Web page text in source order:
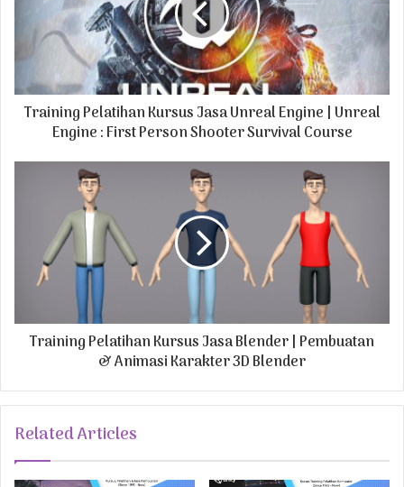
d
Training Pelatihan Kursus Jasa Unreal Engine | Unreal
Engine : First Person Shooter Survival Course
Training Pelatihan Kursus Jasa Blender | Pembuatan
& Animasi Karakter 3D Blender
Related Articles